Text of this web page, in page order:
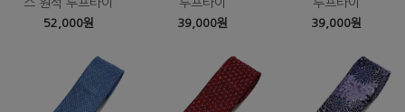
52,000원 39,000원 39,000원